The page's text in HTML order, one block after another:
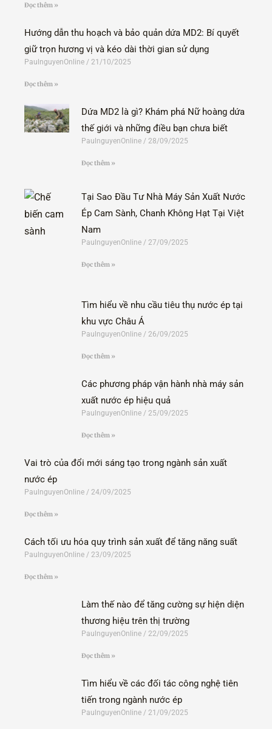
Đọc thêm »
Hướng dẫn thu hoạch và bảo quản dứa MD2: Bí quyết
giữ trọn hương vị và kéo dài thời gian sử dụng
PaulnguyenOnline 21/10/2025
Đọc thêm »
Dứa MD2 là gì? Khám phá Nữ hoàng dứa
thế giới và những điều bạn chưa biết
PaulnguyenOnline 28/09/2025
Đọc thêm »
Tại Sao Đầu Tư Nhà Máy Sản Xuất Nước
Ép Cam Sành, Chanh Không Hạt Tại Việt
Nam
PaulnguyenOnline 27/09/2025
Đọc thêm »
Tìm hiểu về nhu cầu tiêu thụ nước ép tại
khu vực Châu Á
PaulnguyenOnline 26/09/2025
Đọc thêm »
Các phương pháp vận hành nhà máy sản
xuất nước ép hiệu quả
PaulnguyenOnline 25/09/2025
Đọc thêm »
Vai trò của đổi mới sáng tạo trong ngành sản xuất
nước ép
PaulnguyenOnline 24/09/2025
Đọc thêm »
Cách tối ưu hóa quy trình sản xuất để tăng năng suất
PaulnguyenOnline 23/09/2025
Đọc thêm »
Làm thế nào để tăng cường sự hiện diện
thương hiệu trên thị trường
PaulnguyenOnline 22/09/2025
Đọc thêm »
Tìm hiểu về các đối tác công nghệ tiên
tiến trong ngành nước ép
PaulnguyenOnline 21/09/2025